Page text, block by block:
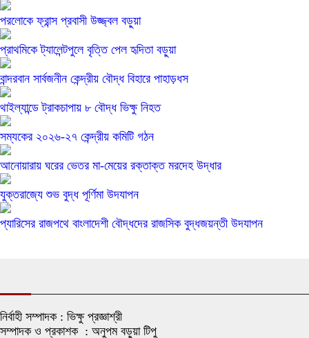
পরলোকে ফ্রান্স প্রবাসী উজ্জ্বল বড়ুয়া
প্রাথমিকে ট্যালেন্টপুলে বৃত্তি পেল হৃদিতা বড়ুয়া
বান্দরবান সার্বজনীন কেন্দ্রীয় বৌদ্ধ বিহারে পাহাড়ধস
থাইল্যান্ডে ট্রাকচাপায় ৮ বৌদ্ধ ভিক্ষু নিহত
সম্যকের ২০২৬-২৭ কেন্দ্রীয় কমিটি গঠন
আনোয়ারায় ঘরের ভেতর মা-মেয়ের রক্তাক্ত মরদেহ উদ্ধার
যুক্তরাজ্যে শুভ বুদ্ধ পূর্ণিমা উদযাপন
প্যারিসের রাজপথে বাংলাদেশী বৌদ্ধদের রাজসিক বুদ্ধজয়ন্তী উদযাপন
নির্বাহী সম্পাদক : ভিক্ষু প্রজ্ঞাশ্রী
সম্পাদক ও প্রকাশক : অনুপম বড়ুয়া টিপু